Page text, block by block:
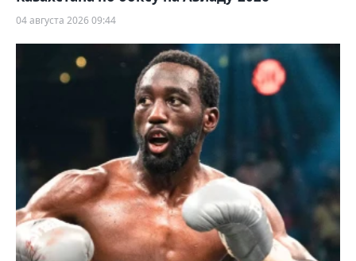
04 августа 2026 09:44